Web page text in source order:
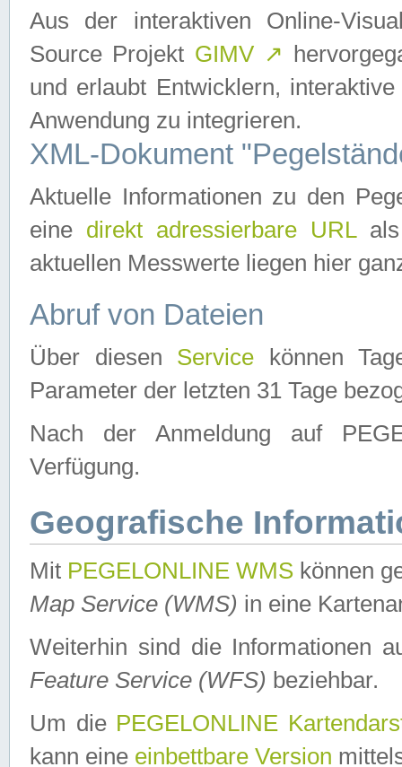
Aus der interaktiven Online-
Source Projekt GIMV ↗
und erlaubt Entwicklern,
Anwendung zu integrieren.
XML-Dokument
Aktuelle Informationen zu den
eine direkt adressierbare URLals
aktuellen Messwerte liegen hier
Abruf von Dateien
Über diesen Service können
Parameter der letzten 31 Tage
Nach der Anmeldung auf
Verfügung.
Geografische
Mit PEGELONLINE WMS können
Map Service (WMS) in eine
Weiterhin sind die Informationen
Feature Service (WFS) beziehbar.
Um die PEGELONLINE
kann eine einbettbare Version